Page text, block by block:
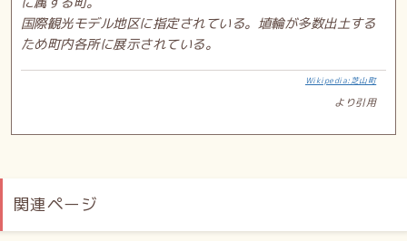
国際観光モデル地区に指定されている。埴輪が多数出土する
ため町内各所に展示されている。
Wikipedia:芝山町
より引用
関連ページ